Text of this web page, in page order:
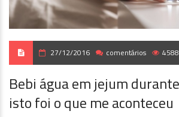
27/12/2016 comentários
Bebi água em jejum
isto foi o que me aconteceu